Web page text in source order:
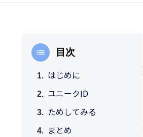
目次
はじめに
ユニークID
ためしてみる
まとめ